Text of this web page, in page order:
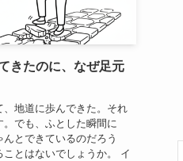
きたのに、なぜ足元
、地道に歩んできた。それ
。でも、ふとした瞬間に
んとできているのだろう
とはないでしょうか。 イ